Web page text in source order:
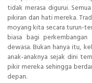
tidak merasa digurui.
pikiran dan hati mereka.
moyang kita secara turun-
biasa bagi
dewasa. Bukan hanya itu,
anak-anaknya sejak dini
pikir mereka sehingga
depan.